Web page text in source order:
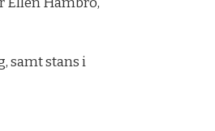
samt stans i